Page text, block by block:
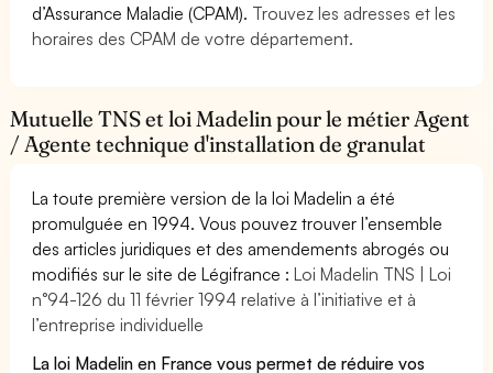
d’Assurance Maladie (CPAM). Trouvez les adresses et les
horaires des CPAM de votre département.
Mutuelle TNS et loi Madelin pour le métier Agent
/ Agente technique d'installation de granulat
La toute première version de la loi Madelin a été
promulguée en 1994. Vous pouvez trouver l’ensemble
des articles juridiques et des amendements abrogés ou
modifiés sur le site de Légifrance :Loi Madelin TNS | Loi
n°94-126 du 11 février 1994 relative à l’initiative et à
l’entreprise individuelle
La loi Madelin en France vous permet de réduire vos